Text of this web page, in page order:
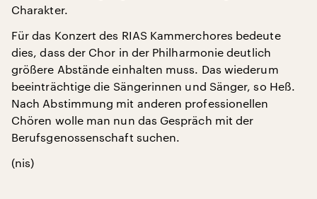
Charakter.
Für das Konzert des RIAS Kammerchores bedeute
dies, dass der Chor in der Philharmonie deutlich
größere Abstände einhalten muss. Das wiederum
beeinträchtige die Sängerinnen und Sänger, so Heß.
Nach Abstimmung mit anderen professionellen
Chören wolle man nun das Gespräch mit der
Berufsgenossenschaft suchen.
(nis)